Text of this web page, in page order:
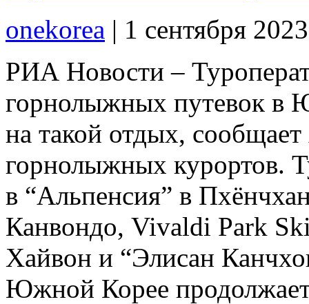
onekorea | 1 сентября 2023
РИА Новости –
горнолыжных путевок
на такой отдых,
горнолыжных курортов.
в “Альпенсия” в
Канвондо, Vivaldi Park
Хайвон и “Элисан
Южной Корее